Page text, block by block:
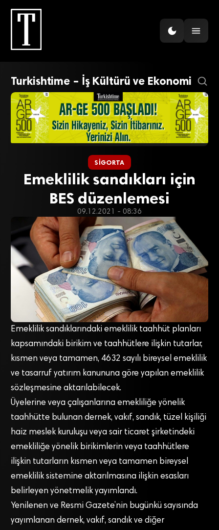
Turkishtime – İş Kültürü ve Ekonomi
SIGORTA
Emeklilik sandıkları için
BES düzenlemesi
09.12.2021 - 08:36
Emeklilik sandıklarındaki emeklilik taahhüt planları
kapsamındaki birikim ve taahhütlere ilişkin tutarlar,
kısmen veya tamamen, 4632 sayılı bireysel emeklilik
ve tasarruf yatırım kanununa göre yapılan emeklilik
sözleşmesine aktarılabilecek.
Üyelerine veya çalışanlarına emekliliğe yönelik
taahhütte bulunan dernek, vakıf, sandık, tüzel kişiliği
haiz meslek kuruluşu veya sair ticaret şirketindeki
emekliliğe yönelik birikimlerin veya taahhütlere
ilişkin tutarların kısmen veya tamamen bireysel
emeklilik sistemine aktarılmasına ilişkin esasları
belirleyen yönetmelik yayımlandı.
Yenilenen ve Resmi Gazete’nin bugünkü sayısında
yayımlanan dernek, vakıf, sandık ve diğer